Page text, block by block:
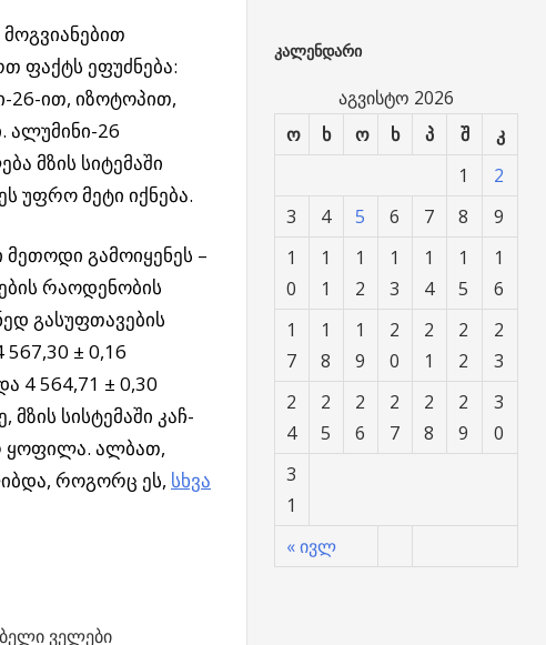
ფაქტს ეფუძნება:
26-ით, იზოტოპით,
ალუმინი-26
მზის სიტემაში
უფრო მეტი იქნება.
გამოიყენეს –
რაოდენობის
გასუფთავების
± 0,16
4 564,71 ± 0,30
სისტემაში კაჩ-
ყოფილა. ალბათ,
როგორც ეს, სხვა
ველები
ᲙᲐᲚᲔᲜᲓᲐᲠᲘ
აგვისტო 2026
ო
ხ ო ხ პ შ კ
« ივლ
1
2
3
4 5 6 7 8
9
1
0
1
1
1
2
1
3
1
4
1
5
1
6
1
7
1
8
1
9
2
0
2
1
2
2
2
3
2
4
2
5
2
6
2
7
2
8
2
9
3
0
3
1